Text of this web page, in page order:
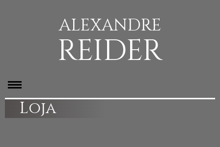
ALEXANDRE
REIDER
Loja